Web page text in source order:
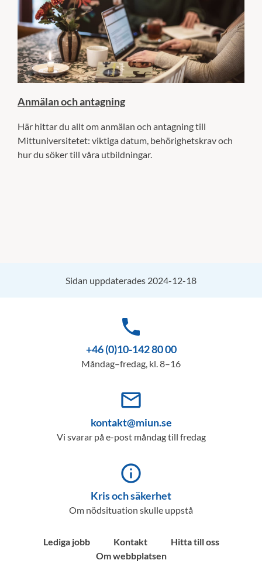
Anmälan och antagning
Här hittar du allt om anmälan och antagning till
Mittuniversitetet: viktiga datum, behörighetskrav och
hur du söker till våra utbildningar.
Sidan uppdaterades 2024-12-18
phone
+46 (0)10-142 80 00
Måndag–fredag, kl. 8–16
mail_outline
kontakt@miun.se
Vi svarar på e-post måndag till fredag
info_outline
Kris och säkerhet
Om nödsituation skulle uppstå
Lediga jobb Kontakt
Hitta till oss
Om webbplatsen